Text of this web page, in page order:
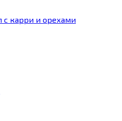
с карри и орехами